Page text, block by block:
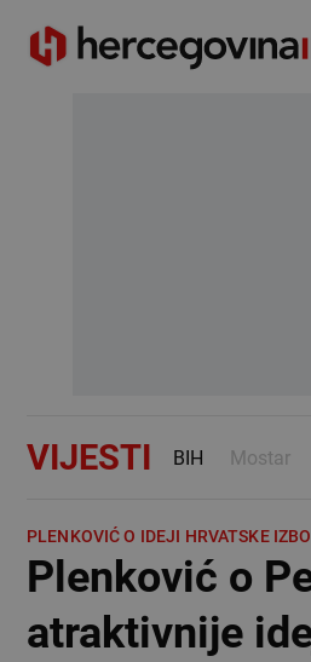
VIJESTI BIH Mostar
PLENKOVIĆ O IDEJI HRVATSKE
Plenković o
atraktivnije